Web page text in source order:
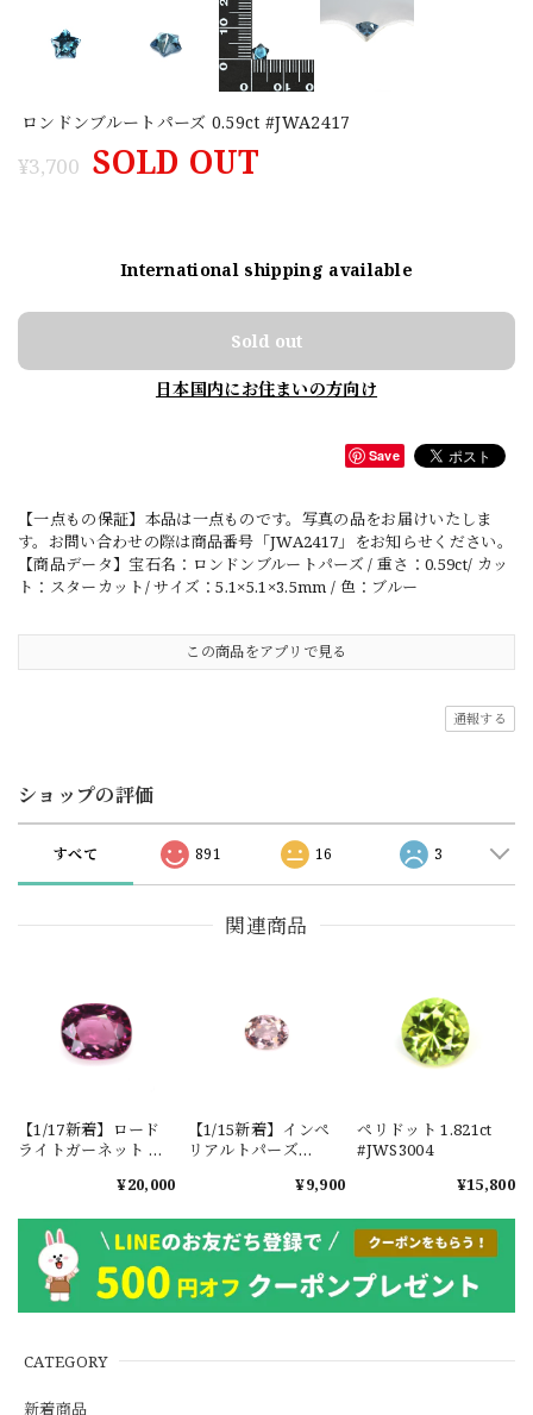
CATEGORY
新着商品
ロンドンブルートパーズ 0.59ct #JWA2417
¥3,700 SOLD OUT
International shipping available
Sold out
日本国内にお住まいの方向け
Save
【一点もの保証】本品は一点ものです。写真の品をお届けいたしま
す。お問い合わせの際は商品番号「JWA2417」をお知らせください。
【商品データ】宝石名：ロンドンブルートパーズ / 重さ：0.59ct/ カッ
ト：スターカット/ サイズ：5.1×5.1×3.5mm / 色：ブルー
この商品をアプリで見る
通報する
ショップの評価
すべて 891 16 3
関連商品
【1/17新着】ロード
ライトガーネット タ
1.601ct【ソーティン
¥20,000
【1/15新着】インペ
リアルトパーズ
¥9,900
ペリドット 1.821ct
#JWS3004
¥15,800